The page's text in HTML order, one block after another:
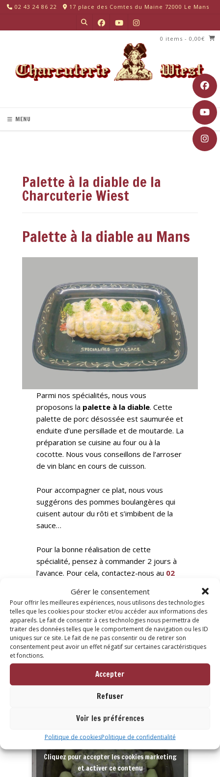
Gérer le consentement
Pour offrir les meilleures expériences, nous utilisons des technologies
telles que les cookies pour stocker et/ou accéder aux informations des
appareils. Le fait de consentir à ces technologies nous permettra de
traiter des données telles que le comportement de navigation ou les ID
uniques sur ce site. Le fait de ne pas consentir ou de retirer son
consentement peut avoir un effet négatif sur certaines caractéristiques
et fonctions.
Accepter
Refuser
Voir les préférences
Politique de cookiesPolitique de confidentialité
Skip
content
02 43 24 86 22 17 place des Comtes du Maine 72000 Le Mans
MENU
0 items - 0,00€
Palette à la diable de la
Charcuterie Wiest
Palette à la diable au Mans
Parmi nos spécialités, nous vous
proposons la palette à la diable. Cette
palette de porc désossée est saumurée et
enduite d’une persillade et de moutarde. La
préparation se cuisine au four ou à la
cocotte. Nous vous conseillons de l’arroser
de vin blanc en cours de cuisson.
Pour accompagner ce plat, nous vous
suggérons des pommes boulangères qui
cuisent autour du rôti et s’imbibent de la
sauce…
Pour la bonne réalisation de cette
spécialité, pensez à commander 2 jours à
l’avance. Pour cela, contactez-nous au 02
place des Comtes du Maine – au Mans.
Visionnez la recette en images…
Dans lerömertopf, lapalette à la diablecuite à
l’étouffée garde tout son moelleux !
Cliquez pour accepter les cookies marketing
et activer ce contenu